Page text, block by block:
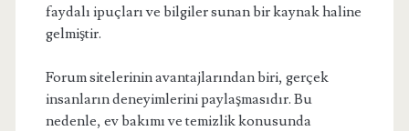
faydalı ipuçları ve bilgiler sunan bir kaynak haline
gelmiştir.
Forum sitelerinin avantajlarından biri, gerçek
insanların deneyimlerini paylaşmasıdır. Bu
nedenle, ev bakımı ve temizlik konusunda